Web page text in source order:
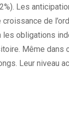
Les
de
les obligations
Même dans
Leur niveau